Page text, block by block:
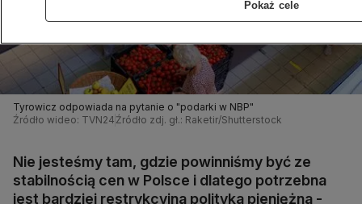
Tyrowicz odpowiada na pytanie o "podarki w NBP"
Źródło wideo: TVN24 Źródło zdj. gł.: Raketir/Shutterstock
Nie jesteśmy tam, gdzie powinniśmy być ze
stabilnością cen w Polsce i dlatego potrzebna
jest bardziej restrykcyjna polityka pieniężna -
Pokaż cele